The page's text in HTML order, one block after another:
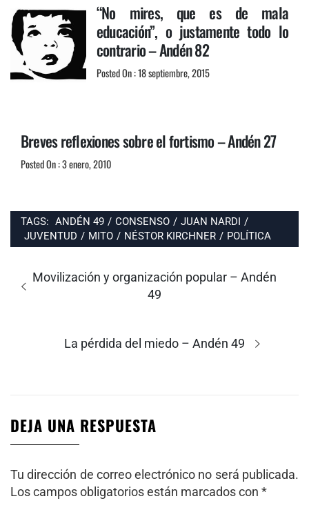
“No mires, que es de mala
educación”, o justamente todo lo
contrario – Andén 82
Posted On : 18 septiembre, 2015
Breves reflexiones sobre el fortismo – Andén 27
Posted On : 3 enero, 2010
TAGS: ANDÉN 49 / CONSENSO / JUAN NARDI /
JUVENTUD / MITO / NÉSTOR KIRCHNER / POLÍTICA
entradas
Entrada
Movilización y organización popular – Andén
49
Entrada
La pérdida del miedo – Andén 49
DEJA UNA RESPUESTA
Tu dirección de correo electrónico no será publicada.
Los campos obligatorios están marcados con *